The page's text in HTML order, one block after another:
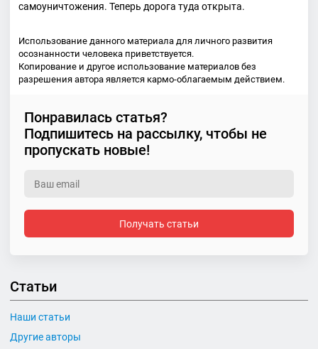
самоуничтожения. Теперь дорога туда открыта.
Использование данного материала для личного развития
осознанности человека приветствуется.
Копирование и другое использование материалов без
разрешения автора является кармо-облагаемым действием.
Понравилась статья?
Подпишитесь на рассылку, чтобы не
пропускать новые!
Получать статьи
Статьи
Наши статьи
Другие авторы